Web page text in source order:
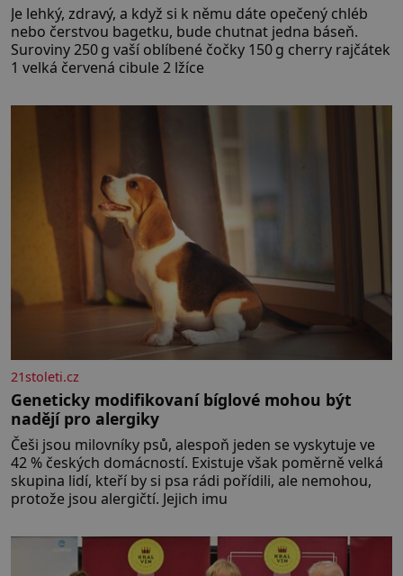
Je lehký, zdravý, a když si k němu dáte opečený chléb
nebo čerstvou bagetku, bude chutnat jedna báseň.
Suroviny 250 g vaší oblíbené čočky 150 g cherry rajčátek
1 velká červená cibule 2 lžíce
21stoleti.cz
Geneticky modifikovaní bíglové mohou být
nadějí pro alergiky
Češi jsou milovníky psů, alespoň jeden se vyskytuje ve
42 % českých domácností. Existuje však poměrně velká
skupina lidí, kteří by si psa rádi pořídili, ale nemohou,
protože jsou alergičtí. Jejich imu